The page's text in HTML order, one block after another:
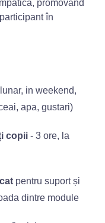
promovând
în
in weekend,
apa, gustari)
copii- 3 ore, la
pentru suport și
dintre module